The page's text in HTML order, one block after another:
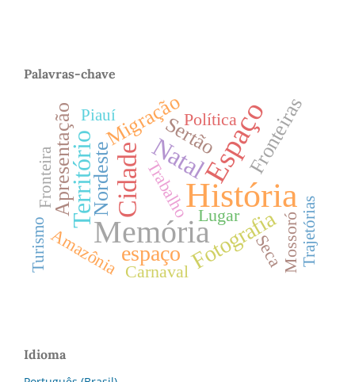
Palavras-chave
História
Memória
Espaço
Cidade
Território Natal
Fotografia
espaço
Migração Fronteiras
Sertão
Apresentação Nordeste Trabalho
Seca
Política
Amazônia Mossoró
Carnaval
Lugar Trajetórias
Piauí
Fronteira
Turismo
Idioma